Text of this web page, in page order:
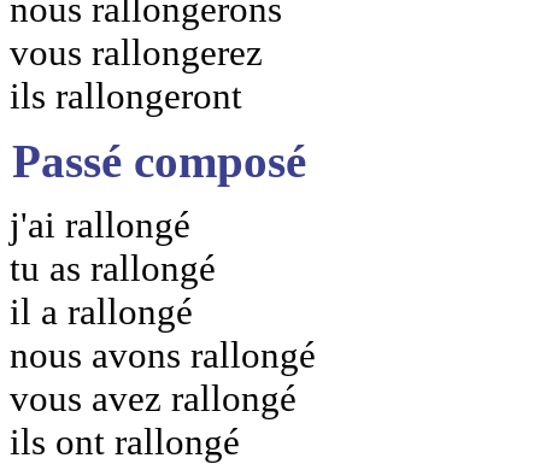
nous rallongerons
vous rallongerez
ils rallongeront
Passé composé
j'ai rallongé
tu as rallongé
il a rallongé
nous avons rallongé
vous avez rallongé
ils ont rallongé